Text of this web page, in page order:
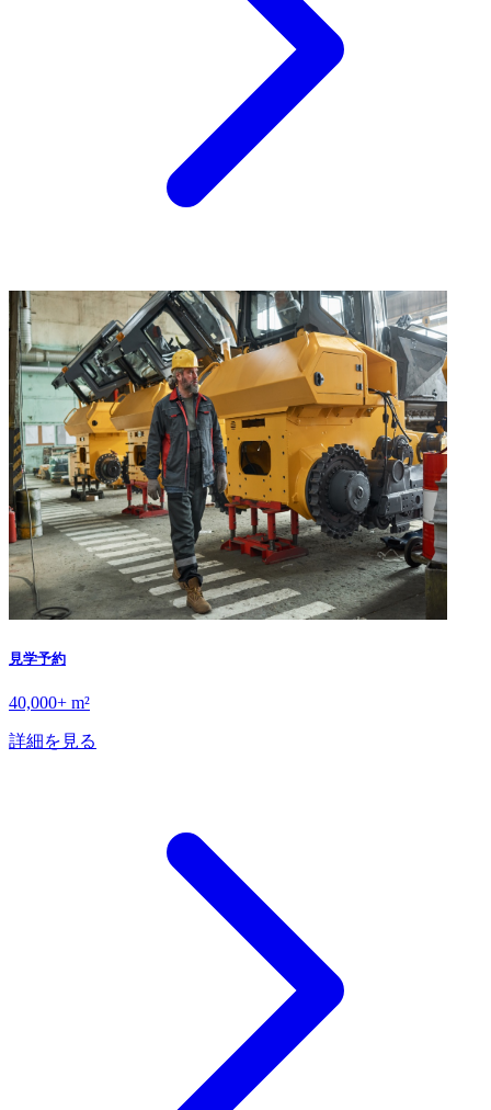
見学予約
40,000+ m²
詳細を見る